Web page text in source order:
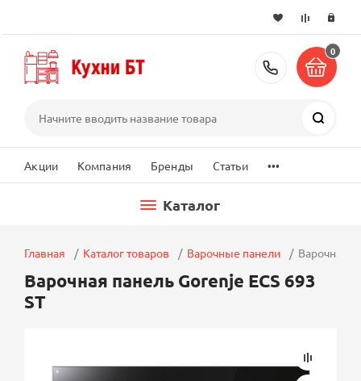
+7 (495)
0
Акции Компания Бренды Статьи ...
Каталог
Главная Каталог товаров Варочные панели Варочная
Варочная панель Gorenje ECS 693
ST